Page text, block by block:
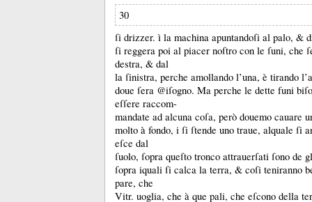
30
ſi drizzer. ì la machina apuntandoſi al palo, &
ſi reggera poi al piacer noſtro con le ſuni, che
destra, & dal
la ſinistra, perche amollando l’una, è tirando
doue ſera @iſogno. Ma perche le dette funi
eſſere raccom-
mandate ad alcuna coſa, però douemo cauare
molto à fondo, i ſi ſtende uno traue, alquale ſi
eſce dal
ſuolo, ſopra queſto tronco attrauerſati ſono de
ſopra iquali ſi calca la terra, & coſi teniranno
pare, che
Vitr. uoglia, che à que pali, che eſcono della